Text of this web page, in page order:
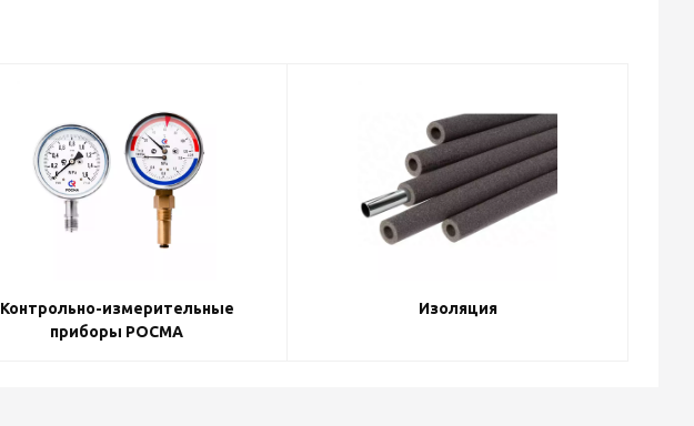
Контрольно-измерительные
приборы РОСМА
Изоляция